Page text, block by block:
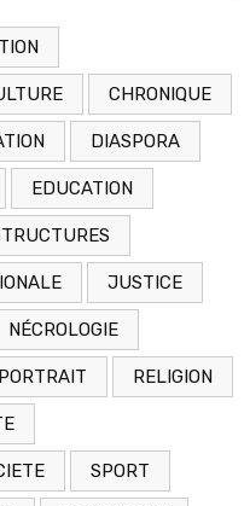
CHRONIQUE
DIASPORA
EDUCATION
JUSTICE
NÉCROLOGIE
PORTRAIT RELIGION
SPORT